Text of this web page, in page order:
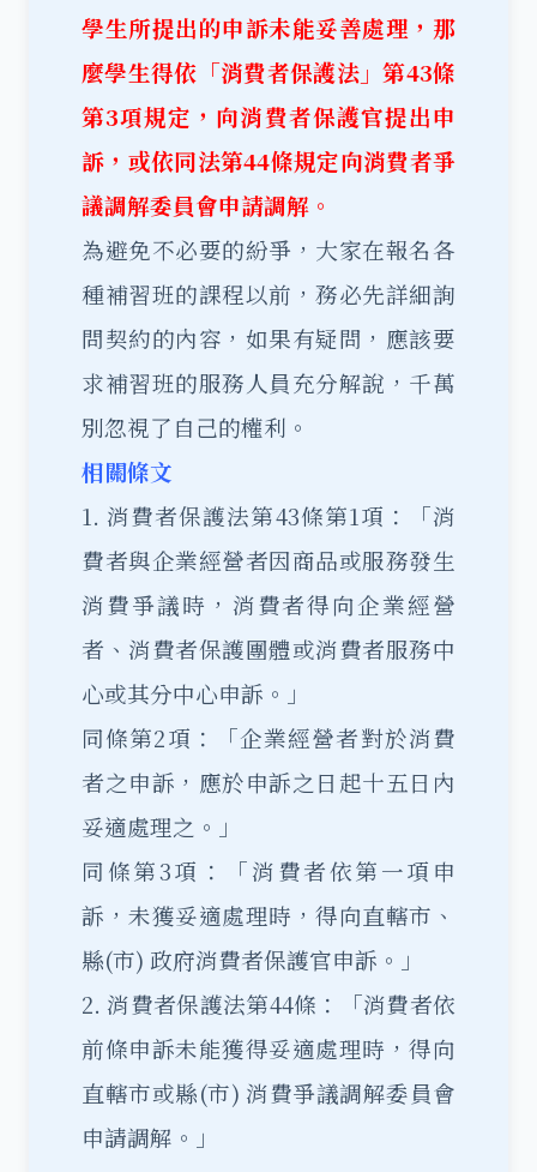
學生所提出的申訴未能妥善處理，那
麼學生得依「消費者保護法」第43條
第3項規定，向消費者保護官提出申
訴，或依同法第44條規定向消費者爭
議調解委員會申請調解。
為避免不必要的紛爭，大家在報名各
種補習班的課程以前，務必先詳細詢
問契約的內容，如果有疑問，應該要
求補習班的服務人員充分解說，千萬
別忽視了自己的權利。
相關條文
1. 消費者保護法第43條第1項：「消
費者與企業經營者因商品或服務發生
消費爭議時，消費者得向企業經營
者、消費者保護團體或消費者服務中
心或其分中心申訴。」
同條第2項：「企業經營者對於消費
者之申訴，應於申訴之日起十五日內
妥適處理之。」
同條第3項：「消費者依第一項申
訴，未獲妥適處理時，得向直轄市、
縣(市) 政府消費者保護官申訴。」
2. 消費者保護法第44條：「消費者依
前條申訴未能獲得妥適處理時，得向
直轄市或縣(市) 消費爭議調解委員會
申請調解。」